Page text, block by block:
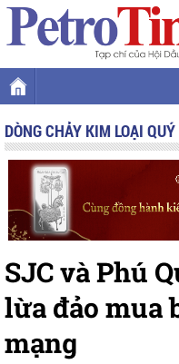
DÒNG CHẢY KIM LOẠI QUÝ
SJC và Phú
lừa đảo mua
mạng